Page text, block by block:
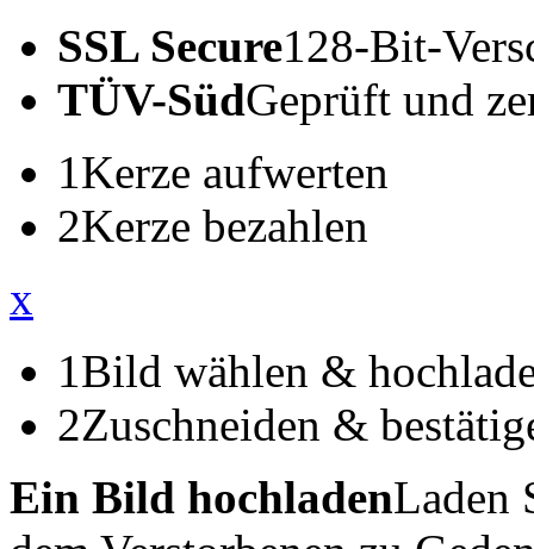
SSL Secure128-Bit-
TÜV-SüdGeprüft und
1Kerze aufwerten
2Kerze bezahlen
x
1Bild wählen &
2Zuschneiden &
Ein Bild hochladenLaden